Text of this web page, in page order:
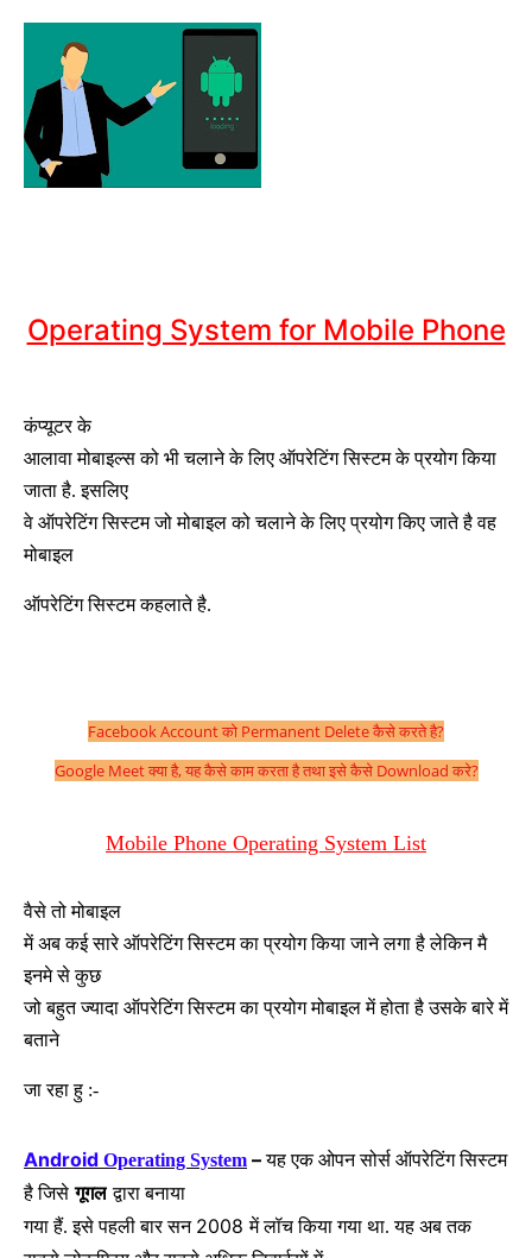
Operating System for Mobile Phone
कंप्यूटर के
आलावा मोबाइल्स को भी चलाने के लिए ऑपरेटिंग सिस्टम के प्रयोग किया
जाता है. इसलिए
वे ऑपरेटिंग सिस्टम जो मोबाइल को चलाने के लिए प्रयोग किए जाते है वह
मोबाइल
ऑपरेटिंग सिस्टम कहलाते है.
Facebook Account को Permanent Delete कैसे करते है?
Google Meet क्या है, यह कैसे काम करता है तथा इसे कैसे Download करे?
Mobile Phone Operating System List
वैसे तो मोबाइल
में अब कई सारे ऑपरेटिंग सिस्टम का प्रयोग किया जाने लगा है लेकिन मै
इनमे से कुछ
जो बहुत ज्यादा ऑपरेटिंग सिस्टम का प्रयोग मोबाइल में होता है उसके बारे में
बताने
जा रहा हु :-
Android Operating System –यह एक ओपन सोर्स ऑपरेटिंग सिस्टम
है जिसे गूगल द्वारा बनाया
गया हैं. इसे पहली बार सन 2008में लॉच किया गया था. यह अब तक